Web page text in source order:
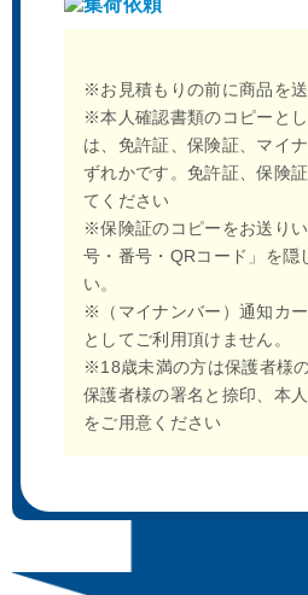
※お見積もりの前に商品を
※本人確認書類のコピーと
は、免許証、保険証、マイ
ずれかです。免許証、保険
てください
※保険証のコピーをお送り
号・番号・QRコード」を隠
い。
※（マイナンバー）通知カ
としてご利用頂けません。
※18歳未満の方は保護者様
保護者様の署名と捺印、本
をご用意ください